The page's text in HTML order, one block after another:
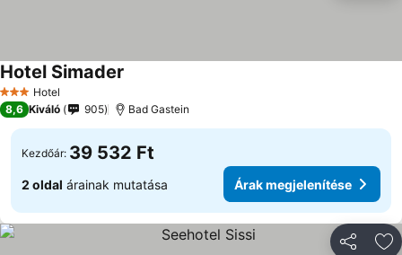
3 Kategória
Hotel
Hotel Simader
8,6 Kiváló 905 Bad Gastein
Kezdőár: 39 532 Ft
2 oldal árainak mutatása Árak megjelenítése